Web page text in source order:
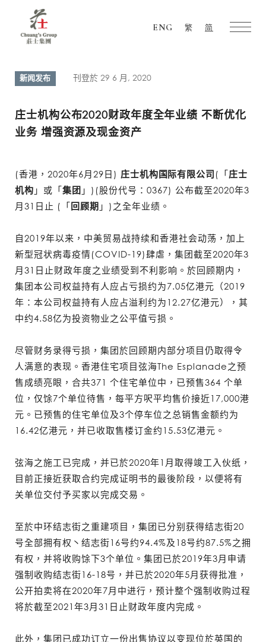
ENG 繁 简
新闻发布 刊登於 29 6 月, 2020
庄士机构公布2020财政年度全年业绩 不断优化
业务 增强资源及现金资产
(香港，2020年6月29日) 庄士机构国际有限公司 (「庄士
机构 」或「集团 」)(股份代号：0367) 公布截至2020年3
月31日止 (「回顾期 」)之全年业绩。
自2019年以来，中美贸易战持续和香港社会动荡，加上
新型冠状病毒疫情(COVID-19)肆虐，集团截至2020年3
月31日止财政年度之业绩受到不利影响。於回顾期内，
集团本公司权益持有人应占亏损约为7.05亿港元（2019
年：本公司权益持有人应占溢利约为12.27亿港元），其
中约4.58亿为投资物业之公平值亏损。
尽管财务录得亏损，集团於回顾期内部分项目仍取得令
人满意的表现。香港住宅项目弦海The Esplanade之预
售成绩亮眼，合共371 个住宅单位中，已预售364 个单
位，仅馀7个单位待售，每平方呎平均售价接近17,000港
元。已预售的住宅单位及3个停车位之总销售金额约为
16.42亿港元，并已收取售楼订金约15.53亿港元。
弦海之施工已完成，并已於2020年1月取得竣工入伙纸，
目前正接近获取合约完成证明书的最後阶段，以便将有
关单位交付予买家以完成交易。
至於中环结志街之重建项目，集团已分别获得结志街20
号全部拥有权丶结志街16号约94.4%及18号约87.5%之拥
有权，并将收购馀下3个单位。集团已於2019年3月申请
强制收购结志街16-18号，并已於2020年5月获得批准，
公开拍卖将在2020年7月中进行，预计整个强制收购过程
将於截至2021年3月31日止财政年度内完成。
此外，集团已成功订立一份出售协议以变现位於英国的